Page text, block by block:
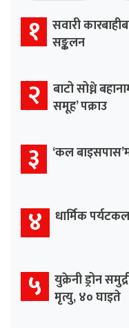
१ सवारी
सङ्कलन
२ बाटो सोध्ने
समूह’ पक्राउ
३ ‘कल
४ धार्मिक
५ युक्रेनी ड्रोन
मृत्यु, ४० घाइते